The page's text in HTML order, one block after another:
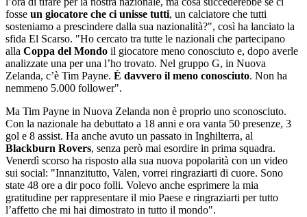
fosse un giocatore che ci unisse tutti, un calciatore che tutti
sosteniamo a prescindere dalla sua nazionalità?", così ha lanciato la
sfida El Scarso. "Ho cercato tra tutte le nazionali che partecipano
alla Coppa del Mondo il giocatore meno conosciuto e, dopo averle
analizzate una per una l’ho trovato. Nel gruppo G, in Nuova
Zelanda, c’è Tim Payne. È davvero il meno conosciuto. Non ha
nemmeno 5.000 follower".
Ma Tim Payne in Nuova Zelanda non è proprio uno sconosciuto.
Con la nazionale ha debuttato a 18 anni e ora vanta 50 presenze, 3
gol e 8 assist. Ha anche avuto un passato in Inghilterra, al
Blackburn Rovers, senza però mai esordire in prima squadra.
Venerdì scorso ha risposto alla sua nuova popolarità con un video
sui social: "Innanzitutto, Valen, vorrei ringraziarti di cuore. Sono
state 48 ore a dir poco folli. Volevo anche esprimere la mia
gratitudine per rappresentare il mio Paese e ringraziarti per tutto
l’affetto che mi hai dimostrato in tutto il mondo".